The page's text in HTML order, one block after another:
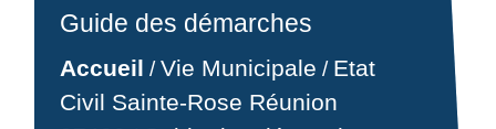
Guide des démarches
Accueil /Vie Municipale / Etat
Civil Sainte-Rose Réunion